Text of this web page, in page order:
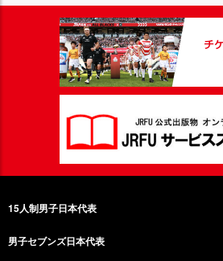
15人制男子日本代表
男子セブンズ日本代表